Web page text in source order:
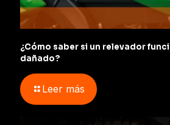
¿Cómo saber si un relevador
dañado?
Leer más